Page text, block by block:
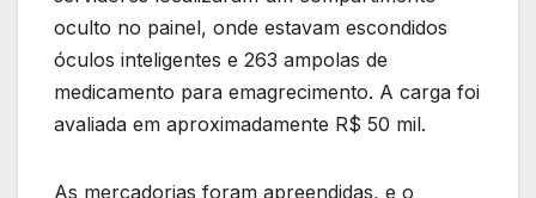
oculto no painel, onde estavam escondidos
óculos inteligentes e 263 ampolas de
medicamento para emagrecimento. A carga foi
avaliada em aproximadamente R$ 50 mil.
As mercadorias foram apreendidas, e o